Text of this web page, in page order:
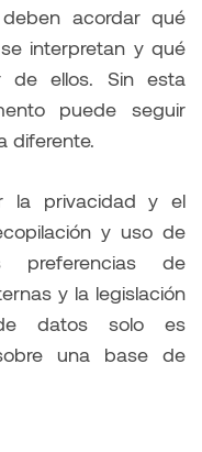
acordar qué
interpretan y qué
de ellos. Sin esta
puede seguir
diferente.
la privacidad y el
y uso de
de
y la legislación
datos solo es
una base de